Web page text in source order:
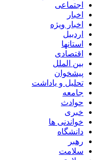
اجتماعی
اخبار
اخبار ویژه
اردبیل
استانها
اقتصادی
بین الملل
پیشخوان
تحلیل و یاداشت
جامعه
حوادث
خبری
خواندنی ها
دانشگاه
رهبر
سلامت